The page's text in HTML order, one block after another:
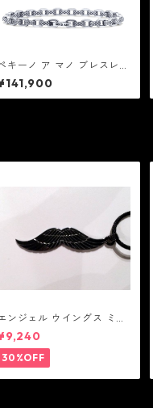
キーノ ア マノ ブレスレッ
：Good Art HLYWD グッ
アート ハリウッド
ンジェル ウイングス ミデ
アム ペンダント ブラック
ーティング（サテンコー
付属）
30%OFF